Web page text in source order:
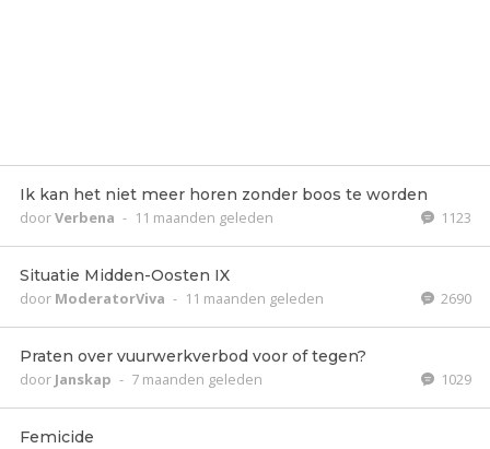
Ik kan het niet meer horen zonder boos te worden
doorVerbena - 11 maanden geleden 1123
Situatie Midden-Oosten IX
door ModeratorViva - 11 maanden geleden 2690
Praten over vuurwerkverbod voor of tegen?
door Janskap - 7 maanden geleden 1029
Femicide